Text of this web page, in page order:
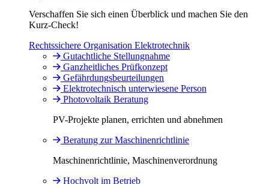
Verschaffen Sie sich einen Überblick und machen Sie den
Kurz-Check!
Rechtssichere Organisation Elektrotechnik
Gutachtliche Stellungnahme
Ganzheitliches Prüfkonzept
Gefährdungsbeurteilungen
Elektrotechnisch unterwiesene Person
Photovoltaik Beratung
PV-Projekte planen, errichten und abnehmen
Beratung zur Maschinenrichtlinie
Maschinenrichtlinie, Maschinenverordnung
Hochvolt im Betrieb